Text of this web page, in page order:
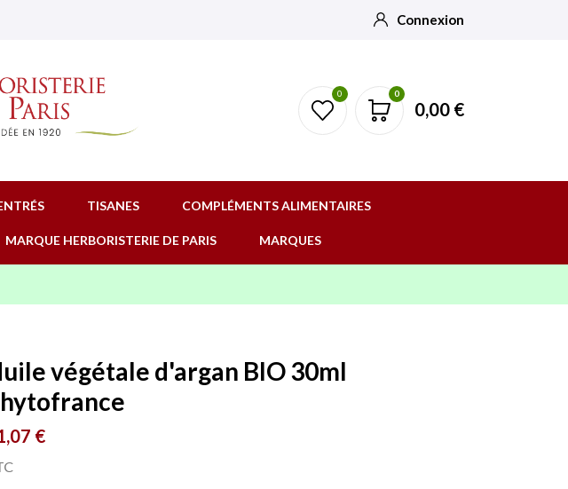
Connexion
0 0
0,00 €
TISANES COMPLÉMENTS ALIMENTAIRES
MARQUE HERBORISTERIE DE PARIS MARQUES
végétale d'argan BIO 30ml
€